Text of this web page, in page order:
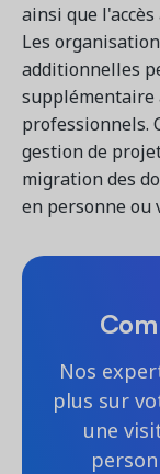
ainsi que
Les
additionnelles
supplémentaire
professionnels.
gestion de
migration des
en personne ou
Nos
plus sur
une